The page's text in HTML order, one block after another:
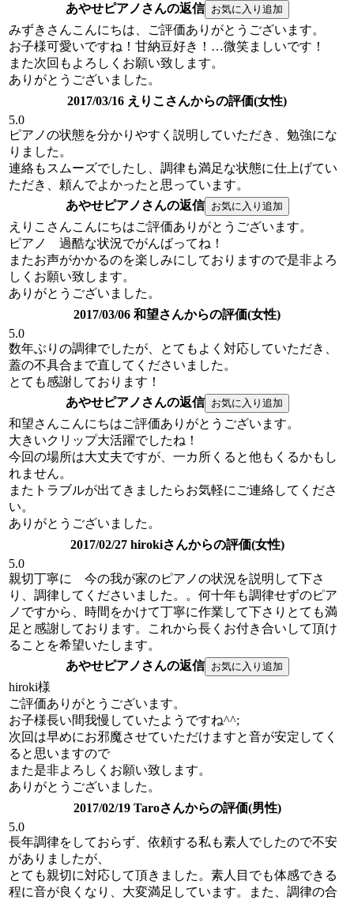
あやせピアノさんの返信
みずきさんこんにちは、ご評価ありがとうございます。
お子様可愛いですね！甘納豆好き！…微笑ましいです！
また次回もよろしくお願い致します。
ありがとうございました。
2017/03/16 えりこさんからの評価(女性)
5.0
ピアノの状態を分かりやすく説明していただき、勉強にな
りました。
連絡もスムーズでしたし、調律も満足な状態に仕上げてい
ただき、頼んでよかったと思っています。
あやせピアノさんの返信
えりこさんこんにちはご評価ありがとうございます。
ピアノ 過酷な状況でがんばってね！
またお声がかかるのを楽しみにしておりますので是非よろ
しくお願い致します。
ありがとうございました。
2017/03/06 和望さんからの評価(女性)
5.0
数年ぶりの調律でしたが、とてもよく対応していただき、
蓋の不具合まで直してくださいました。
とても感謝しております！
あやせピアノさんの返信
和望さんこんにちはご評価ありがとうございます。
大きいクリップ大活躍でしたね！
今回の場所は大丈夫ですが、一カ所くると他もくるかもし
れません。
またトラブルが出てきましたらお気軽にご連絡してくださ
い。
ありがとうございました。
2017/02/27 hirokiさんからの評価(女性)
5.0
親切丁寧に 今の我が家のピアノの状況を説明して下さ
り、調律してくださいました。。何十年も調律せずのピア
ノですから、時間をかけて丁寧に作業して下さりとても満
足と感謝しております。これから長くお付き合いして頂け
ることを希望いたします。
あやせピアノさんの返信
hiroki様
ご評価ありがとうございます。
お子様長い間我慢していたようですね^^;
次回は早めにお邪魔させていただけますと音が安定してく
ると思いますので
また是非よろしくお願い致します。
ありがとうございました。
2017/02/19 Taroさんからの評価(男性)
5.0
長年調律をしておらず、依頼する私も素人でしたので不安
がありましたが、
とても親切に対応して頂きました。素人目でも体感できる
程に音が良くなり、大変満足しています。また、調律の合